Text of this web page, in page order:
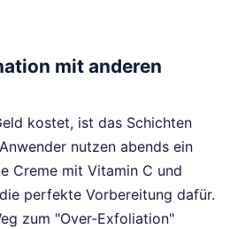
mit anderen
kostet, ist das Schichten
nutzen abends ein
Creme mit Vitamin C und
perfekte Vorbereitung dafür.
zum "Over-Exfoliation"